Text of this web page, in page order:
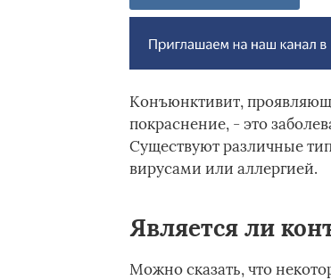
Конъюнктивит,
покраснение, - это
Существуют различные
вирусами или аллергией.
Является ли
Можно сказать, что